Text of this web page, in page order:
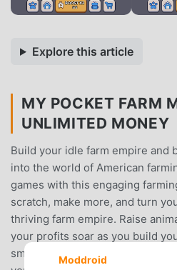
Explore this article
MY POCKET FARM
UNLIMITED MONEY
Build your idle farm empire and
into the world of American
games with this engaging
scratch, make more, and turn
thriving farm empire. Raise
your profits soar as you build
small, make more—American
Moddroid